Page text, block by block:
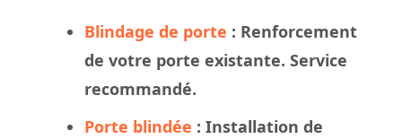
Blindage de porte : Renforcement
de votre porte existante. Service
recommandé.
Porte blindée : Installation de